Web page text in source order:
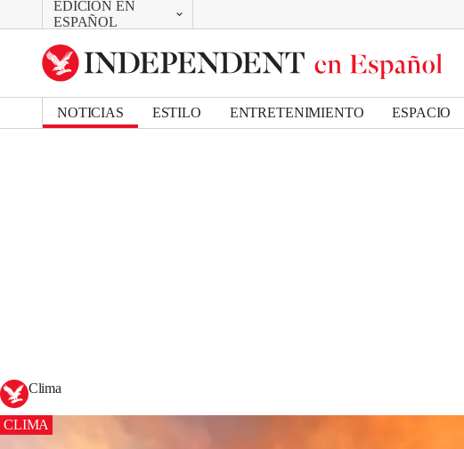
EDICIÓN EN
ESPAÑOL
CAMBIAR
UK Edition
US Edition
NOTICIAS ESTILO ENTRETENIMIENTO ESPACIO
Clima
CLIMA